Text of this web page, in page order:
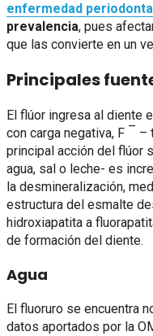
enfermedad periodontal
prevalencia, pues
que las convierte en un
Principales
El flúor ingresa al diente
con carga negativa, F – –
principal acción del flúor
agua, sal o leche- es
la desmineralización,
estructura del esmalte
hidroxiapatita a
de formación del diente.
Agua
El fluoruro se encuentra
datos aportados por la